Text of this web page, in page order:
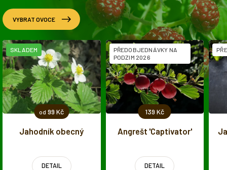
VYBRAT OVOCE
od 99 Kč
Jahodník obecný
SKLADEM
DETAIL
139 Kč
Angrešt 'Captivator'
PŘEDOBJEDNÁVKY NA
PODZIM 2026
DETAIL